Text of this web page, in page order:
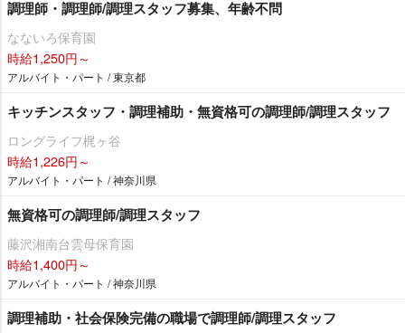
調理師・調理師/調理スタッフ募集、年齢不問
なないろ保育園
時給1,250円～
アルバイト・パート / 東京都
キッチンスタッフ・調理補助・無資格可の調理師/調理スタッフ
ロングライフ梶ヶ谷
時給1,226円～
アルバイト・パート / 神奈川県
無資格可の調理師/調理スタッフ
藤沢湘南台雲母保育園
時給1,400円～
アルバイト・パート / 神奈川県
調理補助・社会保険完備の職場で調理師/調理スタッフ